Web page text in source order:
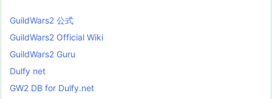
GuildWars2 公式
GuildWars2 Official Wiki
GuildWars2 Guru
Dulfy net
GW2 DB for Dulfy.net